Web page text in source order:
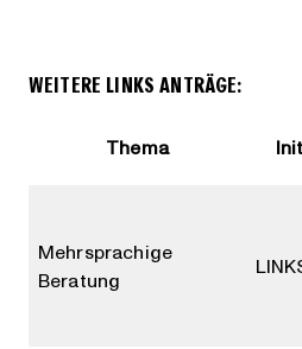
WEITERE LINKS ANTRÄGE:
Thema
Mehrsprachige
Beratung